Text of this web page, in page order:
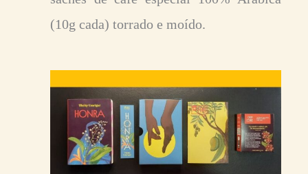
(10g cada) torrado e moído.